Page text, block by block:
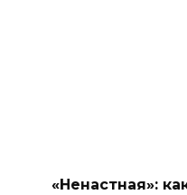
«Ненастная»: